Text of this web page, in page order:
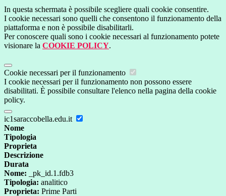
In questa schermata è possibile scegliere quali cookie consentire.
I cookie necessari sono quelli che consentono il funzionamento della
piattaforma e non è possibile disabilitarli.
Per conoscere quali sono i cookie necessari al funzionamento potete
visionare la COOKIE POLICY.
Cookie necessari per il funzionamento
I cookie necessari per il funzionamento non possono essere
disabilitati. È possibile consultare l'elenco nella pagina della cookie
policy.
ic1saraccobella.edu.it
Nome
Tipologia
Proprieta
Descrizione
Durata
Nome: _pk_id.1.fdb3
Tipologia: analitico
Proprieta: Prime Parti